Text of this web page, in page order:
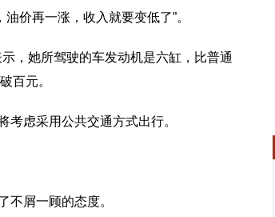
价再一涨，收入就要变低了”。
，她所驾驶的车发动机是六缸，比普通
百元。
虑采用公共交通方式出行。
屑一顾的态度。